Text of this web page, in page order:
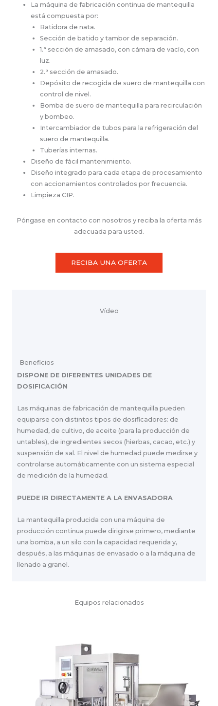
La máquina de fabricación continua de mantequilla
está compuesta por:
Batidora de nata.
Sección de batido y tambor de separación.
1.ª sección de amasado, con cámara de vacío, con
luz.
2.ª sección de amasado.
Depósito de recogida de suero de mantequilla con
control de nivel.
Bomba de suero de mantequilla para recirculación
y bombeo.
Intercambiador de tubos para la refrigeración del
suero de mantequilla.
Tuberías internas.
Diseño de fácil mantenimiento.
Diseño integrado para cada etapa de procesamiento
con accionamientos controlados por frecuencia.
Limpieza CIP.
Póngase en contacto con nosotros y reciba la oferta más
adecuada para usted.
RECIBA UNA OFERTA
Vídeo
Beneficios
DISPONE DE DIFERENTES UNIDADES DE
DOSIFICACIÓN
Las máquinas de fabricación de mantequilla pueden
equiparse con distintos tipos de dosificadores: de
humedad, de cultivo, de aceite (para la producción de
untables), de ingredientes secos (hierbas, cacao, etc.) y
suspensión de sal. El nivel de humedad puede medirse y
controlarse automáticamente con un sistema especial
de medición de la humedad.
PUEDE IR DIRECTAMENTE A LA ENVASADORA
La mantequilla producida con una máquina de
producción continua puede dirigirse primero, mediante
una bomba, a un silo con la capacidad requerida y,
después, a las máquinas de envasado o a la máquina de
llenado a granel.
Equipos relacionados